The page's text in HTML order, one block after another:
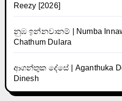
Reezy [2026]
නුඹ ඉන්නවානම් | Numba
Chathum Dulara
ආගන්තුක දේසේ | Aganthuka
Dinesh